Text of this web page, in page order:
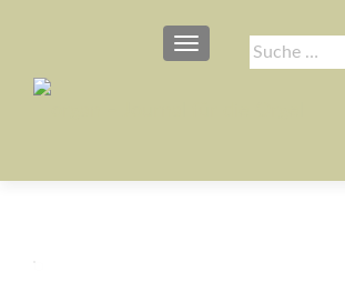
Suche
nach:
SCHALTE NAVIGATION